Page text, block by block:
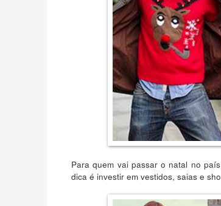
Para quem vai passar o natal no
dica é investir em vestidos, saias e